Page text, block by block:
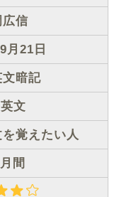
信
月21日
暗記
文
覚えたい人
間